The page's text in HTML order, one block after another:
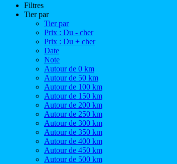
Filtres
Tier par
Tier par
Prix : Du - cher
Prix : Du + cher
Date
Note
Autour de 0 km
Autour de 50 km
Autour de 100 km
Autour de 150 km
Autour de 200 km
Autour de 250 km
Autour de 300 km
Autour de 350 km
Autour de 400 km
Autour de 450 km
Autour de 500 km